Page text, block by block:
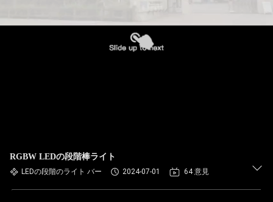
RGBW LEDの段階棒ライト
LEDの段階のライト バー 2024-07-01 64 意見